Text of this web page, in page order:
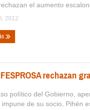
el aumento
2012
rechazan
político del Gobierno,
de su socio, Pihén